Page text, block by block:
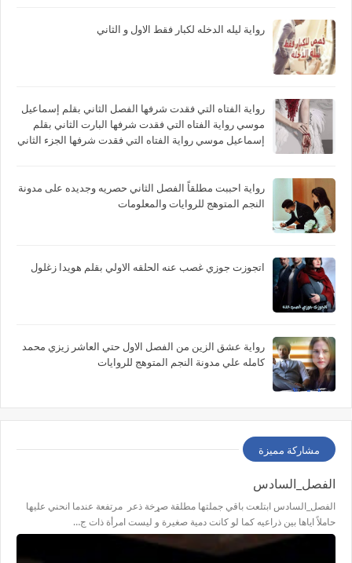
رواية ليله الدخله لكبار فقط الاول و الثاني
رواية الفتاه التي فقدت شرفها الفصل الثاني بقلم إسماعيل
موسي رواية الفتاه التي فقدت شرفها البارت الثاني بقلم
إسماعيل موسي رواية الفتاه التي فقدت شرفها الجزء الثاني
رواية احببت مطلقاً الفصل الثاني حصريه وجديده على مدونة
النجم المتوهج للروايات والمعلومات
اتجوزت جوزي غصب عنه الحلقه الاولي بقلم هويدا زغلول
رواية عشق الزين من الفصل الاول حتي العاشر زيزي محمد
كامله علي مدونة النجم المتوهج للروايات
مشاركة مميزة
الفصل_السادس
الفصل_السادس ابتلعت باقي جملتها مطلقة صړخة ذعر مرتفعة عندما انحني عليها
حاملاً اياها بين ذراعيه كما لو كانت دمية صغيرة و ليست امرأة ذات ج…